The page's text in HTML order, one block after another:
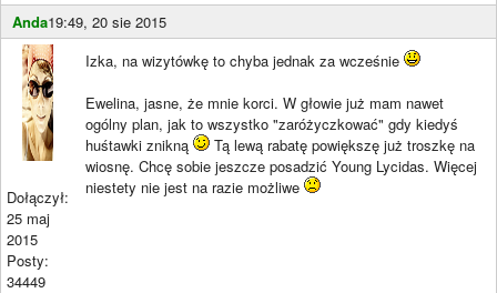
Anda19:49, 20 sie 2015
Dołączył:
25 maj
2015
Posty:
34449
Izka, na wizytówkę to chyba jednak za wcześnie
Ewelina, jasne, że mnie korci. W głowie już mam nawet
ogólny plan, jak to wszystko "zaróżyczkować" gdy kiedyś
huśtawki znikną
Tą lewą rabatę powiększę już troszkę na
wiosnę. Chcę sobie jeszcze posadzić Young Lycidas. Więcej
niestety nie jest na razie możliwe